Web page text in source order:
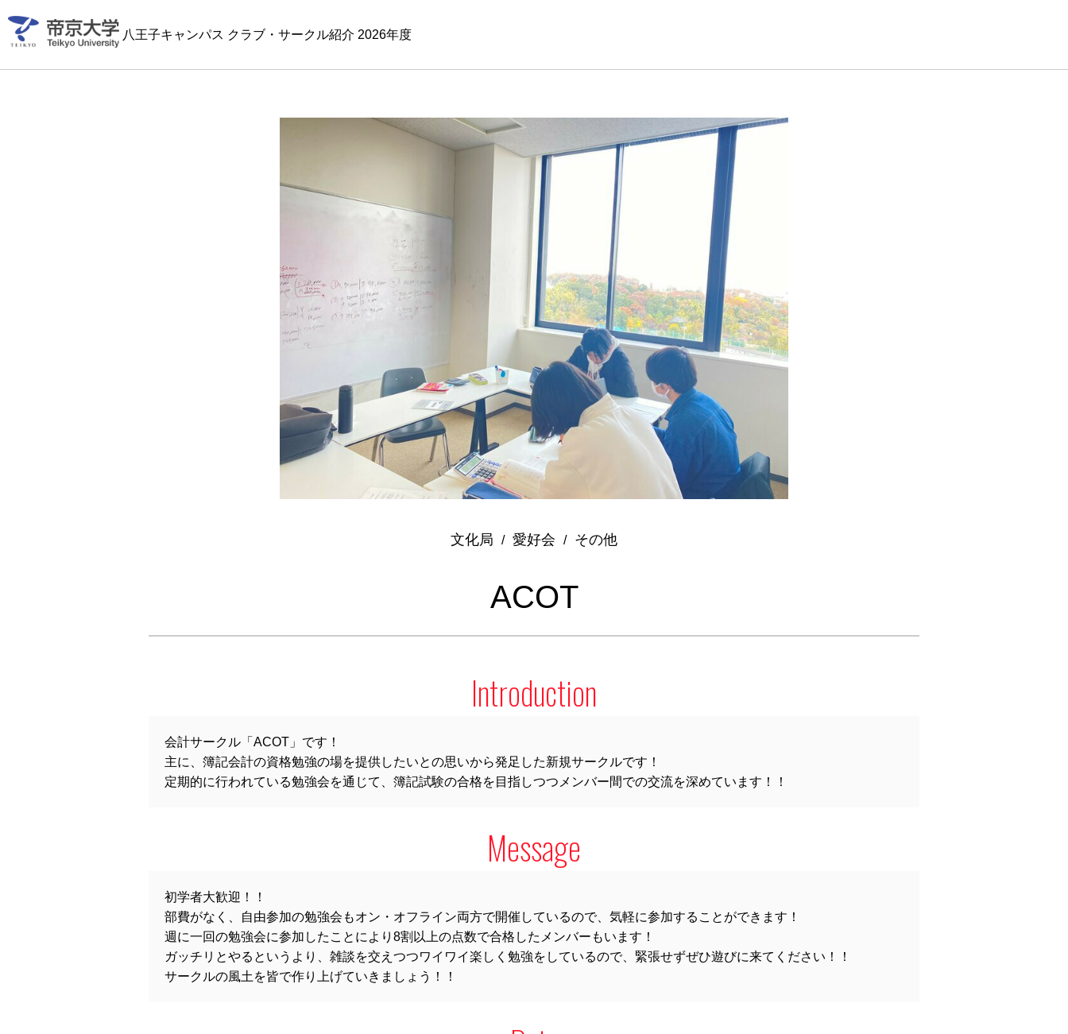
八王子キャンパス クラブ・サークル紹介 2026年度
文化局 / 愛好会 / その他
ACOT
Introduction
会計サークル「ACOT」です！
主に、簿記会計の資格勉強の場を提供したいとの思いから発足した新規サークルです！
定期的に行われている勉強会を通じて、簿記試験の合格を目指しつつメンバー間での交流を深めています！！
Message
初学者大歓迎！！
部費がなく、自由参加の勉強会もオン・オフライン両方で開催しているので、気軽に参加することができます！
週に一回の勉強会に参加したことにより8割以上の点数で合格したメンバーもいます！
ガッチリとやるというより、雑談を交えつつワイワイ楽しく勉強をしているので、緊張せずぜひ遊びに来てください！！
サークルの風土を皆で作り上げていきましょう！！